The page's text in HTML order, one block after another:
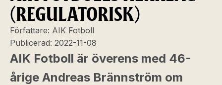
(REGULATORISK)
Författare: AIK Fotboll
Publicerad: 2022-11-08
AIK Fotboll är överens med 46-
årige Andreas Brännström om